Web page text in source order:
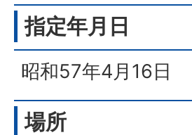
指定年月日
昭和57年4月16日
場所